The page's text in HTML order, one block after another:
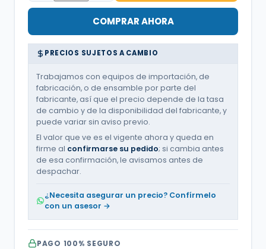
COMPRAR AHORA
PRECIOS SUJETOS A CAMBIO
Trabajamos con equipos de importación, de
fabricación, o de ensamble por parte del
fabricante, así que el precio depende de la tasa
de cambio y de la disponibilidad del fabricante, y
puede variar sin aviso previo.
El valor que ve es el vigente ahora y queda en
firme al confirmarse su pedido; si cambia antes
de esa confirmación, le avisamos antes de
despachar.
¿Necesita asegurar un precio? Confírmelo
con un asesor →
PAGO 100% SEGURO